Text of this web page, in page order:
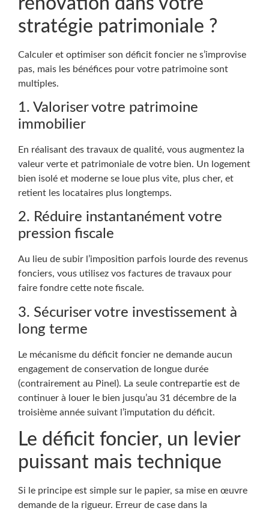
stratégie patrimoniale ?
Calculer et optimiser son déficit foncier ne s’improvise
pas, mais les bénéfices pour votre patrimoine sont
multiples.
1. Valoriser votre patrimoine
immobilier
En réalisant des travaux de qualité, vous augmentez la
valeur verte et patrimoniale de votre bien. Un logement
bien isolé et moderne se loue plus vite, plus cher, et
retient les locataires plus longtemps.
2. Réduire instantanément votre
pression fiscale
Au lieu de subir l’imposition parfois lourde des revenus
fonciers, vous utilisez vos factures de travaux pour
faire fondre cette note fiscale.
3. Sécuriser votre investissement à
long terme
Le mécanisme du déficit foncier ne demande aucun
engagement de conservation de longue durée
(contrairement au Pinel). La seule contrepartie est de
continuer à louer le bien jusqu’au 31 décembre de la
troisième année suivant l’imputation du déficit.
Le déficit foncier, un levier
puissant mais technique
Si le principe est simple sur le papier, sa mise en œuvre
demande de la rigueur. Erreur de case dans la